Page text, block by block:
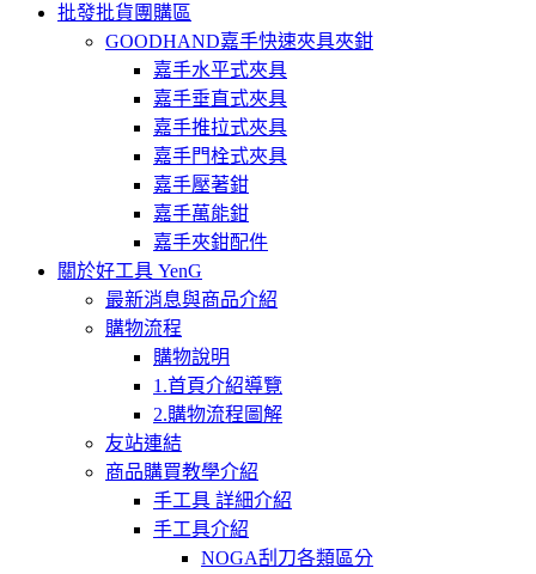
批發批貨團購區
GOODHAND嘉手快速夾具夾鉗
嘉手水平式夾具
嘉手垂直式夾具
嘉手推拉式夾具
嘉手門栓式夾具
嘉手壓著鉗
嘉手萬能鉗
嘉手夾鉗配件
關於好工具 YenG
最新消息與商品介紹
購物流程
購物說明
1.首頁介紹導覽
2.購物流程圖解
友站連結
商品購買教學介紹
手工具 詳細介紹
手工具介紹
NOGA刮刀各類區分